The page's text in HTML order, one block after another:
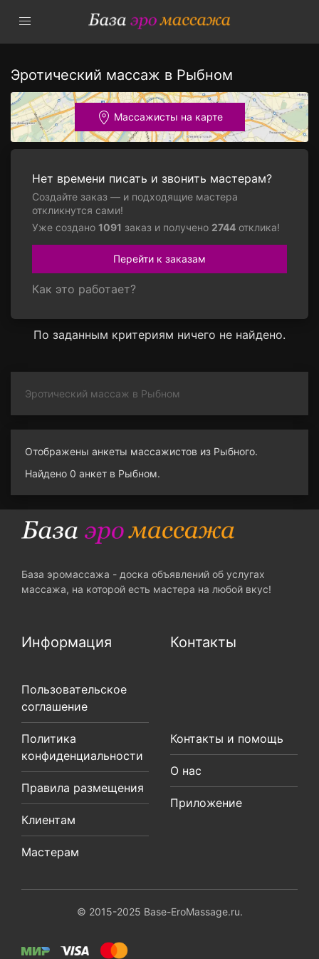
Эротический массаж в Рыбном
Массажисты на карте
Нет времени писать и звонить мастерам?
Создайте заказ — и подходящие мастера
откликнутся сами!
Уже создано 1091 заказ и получено 2744 отклика!
Перейти к заказам
Как это работает?
По заданным критериям ничего не найдено.
Эротический массаж в Рыбном
Отображены анкеты массажистов из Рыбного.
Найдено 0 анкет в Рыбном.
База эромассажа - доска объявлений об услугах
массажа, на которой есть мастера на любой вкус!
Информация
Пользовательское
соглашение
Политика
конфиденциальности
Правила размещения
Клиентам
Мастерам
Контакты
Контакты и помощь
О нас
Приложение
© 2015-2025 Base-EroMassage.ru.